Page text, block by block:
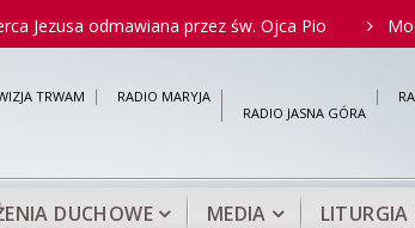
przez św. Ojca Pio Modlitwa do
TRWAM RADIO MARYJA
RADIO JASNA GÓRA
DUCHOWE MEDIA